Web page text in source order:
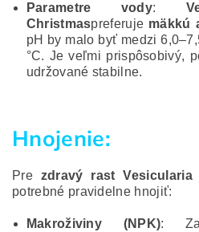
Parametre vody:
Christmaspreferuje mäkkú
pH by malo byť medzi
°C. Je veľmi prispôsobivý,
udržované stabilne.
Hnojenie:
Pre zdravý rast Vesicularia
potrebné pravidelne hnojiť:
Makroživiny (NPK):